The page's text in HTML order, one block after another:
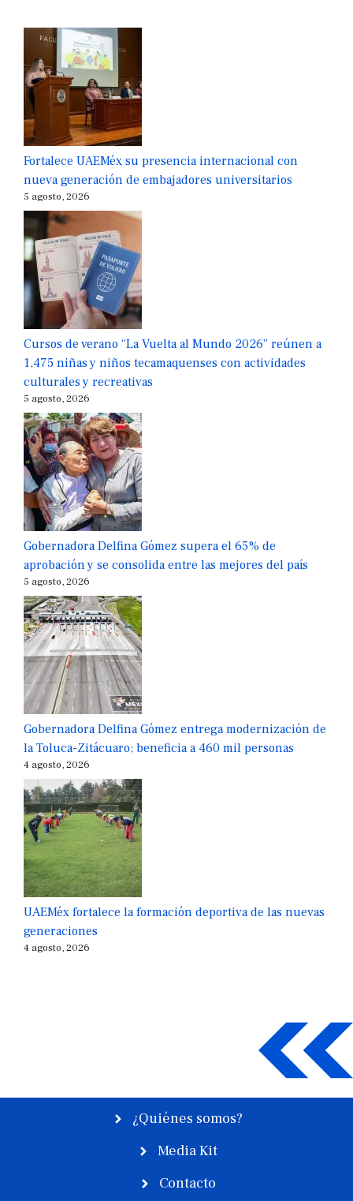
Fortalece UAEMéx su presencia internacional con
nueva generación de embajadores universitarios
5 agosto, 2026
Cursos de verano “La Vuelta al Mundo 2026” reúnen a
1,475 niñas y niños tecamaquenses con actividades
culturales y recreativas
5 agosto, 2026
Gobernadora Delfina Gómez supera el 65% de
aprobación y se consolida entre las mejores del país
5 agosto, 2026
Gobernadora Delfina Gómez entrega modernización de
la Toluca-Zitácuaro; beneficia a 460 mil personas
4 agosto, 2026
UAEMéx fortalece la formación deportiva de las nuevas
generaciones
4 agosto, 2026
¿Quiénes somos?
Media Kit
Contacto